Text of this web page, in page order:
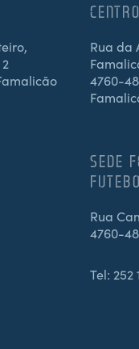
Rua da
4760-
SEDE
Rua
4760-
Tel: 252